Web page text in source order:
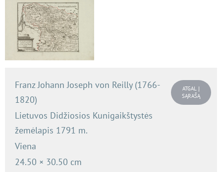
Franz Johann Joseph von Reilly (1766-
1820)
Lietuvos Didžiosios Kunigaikštystės
žemėlapis 1791 m.
Viena
24.50 × 30.50 cm
ATGAL Į
SĄRAŠĄ